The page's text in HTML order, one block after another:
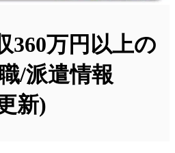
360万円以上の
/派遣情報
新)